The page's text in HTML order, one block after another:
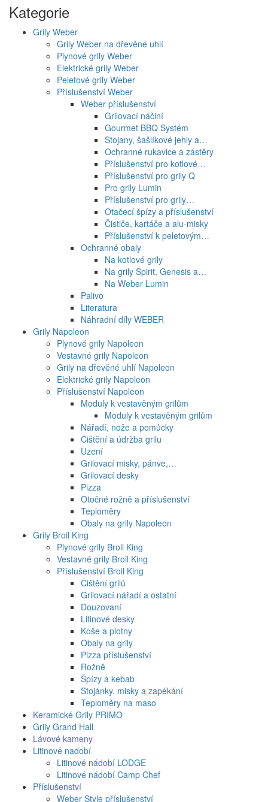
Kategorie
Grily Weber
Grily Weber na dřevěné uhlí
Plynové grily Weber
Elektrické grily Weber
Peletové grily Weber
Příslušenství Weber
Weber příslušenství
Grilovací náčiní
Gourmet BBQ Systém
Stojany, šašlíkové jehly a…
Ochranné rukavice a zástěry
Příslušenství pro kotlové…
Příslušenství pro grily Q
Pro grily Lumin
Příslušenství pro grily…
Otačecí špízy a příslušenství
Čističe, kartáče a alu-misky
Příslušenství k peletovým…
Ochranné obaly
Na kotlové grily
Na grily Spirit, Genesis a…
Na Weber Lumin
Palivo
Literatura
Náhradní díly WEBER
Grily Napoleon
Plynové grily Napoleon
Vestavné grily Napoleon
Grily na dřevěné uhlí Napoleon
Elektrické grily Napoleon
Příslušenství Napoleon
Moduly k vestavěným grilům
Moduly k vestavěným grilům
Nářadí, nože a pomůcky
Čištění a údržba grilu
Uzení
Grilovací misky, pánve,…
Grilovací desky
Pizza
Otočné rožně a příslušenství
Teploměry
Obaly na grily Napoleon
Grily Broil King
Plynové grily Broil King
Vestavné grily Broil King
Příslušenství Broil King
Čištění grilů
Grilovací nářadí a ostatní
Douzovaní
Litinové desky
Koše a plotny
Obaly na grily
Pizza příslušenství
Rožně
Špízy a kebab
Stojánky. misky a zapékání
Teploměry na maso
Keramické Grily PRIMO
Grily Grand Hall
Lávové kameny
Litinové nadobí
Litinové nádobí LODGE
Litinové nádobí Camp Chef
Příslušenství
Weber Style příslušenství